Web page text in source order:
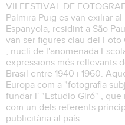
VII FESTIVAL DE
Palmira Puig es van exiliar
Espanyola, residint a São
van ser figures clau del
, nucli de l'anomenada
expressions més rellevants
Brasil entre 1940 i 1960.
Europa com a "fotografia
fundar l' "Estudio Giró" ,
com un dels referents
publicitària al país.